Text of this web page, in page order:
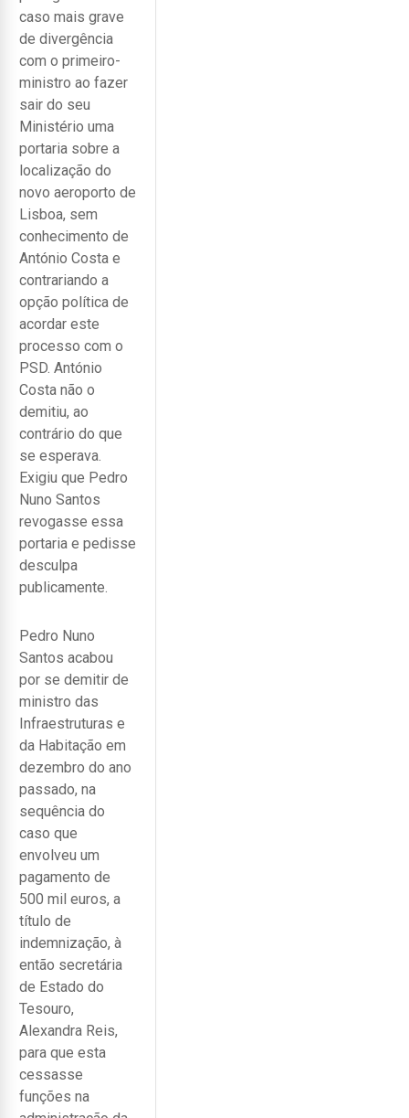
caso mais grave
de divergência
com o primeiro-
ministro ao fazer
sair do seu
Ministério uma
portaria sobre a
localização do
novo aeroporto de
Lisboa, sem
conhecimento de
António Costa e
contrariando a
opção política de
acordar este
processo com o
PSD. António
Costa não o
demitiu, ao
contrário do que
se esperava.
Exigiu que Pedro
Nuno Santos
revogasse essa
portaria e pedisse
desculpa
publicamente.
Pedro Nuno
Santos acabou
por se demitir de
ministro das
Infraestruturas e
da Habitação em
dezembro do ano
passado, na
sequência do
caso que
envolveu um
pagamento de
500 mil euros, a
título de
indemnização, à
então secretária
de Estado do
Tesouro,
Alexandra Reis,
para que esta
cessasse
funções na